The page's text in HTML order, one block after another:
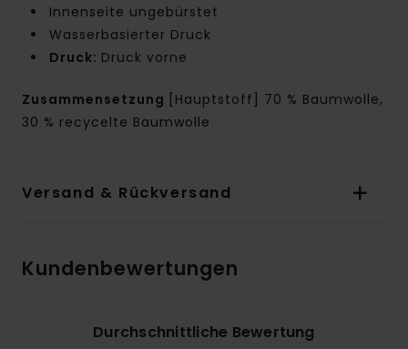
Innenseite ungebürstet
Wasserbasierter Druck
Druck: Druck vorne
Zusammensetzung
[Hauptstoff] 70 % Baumwolle,
30 % recycelte Baumwolle
Versand & Rückversand
Kundenbewertungen
Durchschnittliche Bewertung